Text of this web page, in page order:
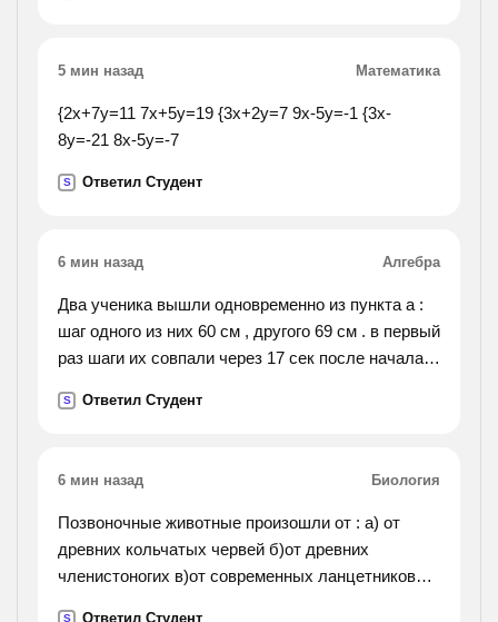
5 мин назад Математика
{2x+7y=11 7x+5y=19 {3x+2y=7 9x-5y=-1 {3x-
8y=-21 8x-5y=-7
S Ответил Студент
6 мин назад Алгебра
Два ученика вышли одновременно из пункта а :
шаг одного из них 60 см , другого 69 см . в первый
раз шаги их совпали через 17 сек после начала
совпали в первый раз в пункте в. определите
S Ответил Студент
6 мин назад Биология
Позвоночные животные произошли от : а) от
древних кольчатых червей б)от древних
членистоногих в)от современных ланцетников
S Ответил Студент